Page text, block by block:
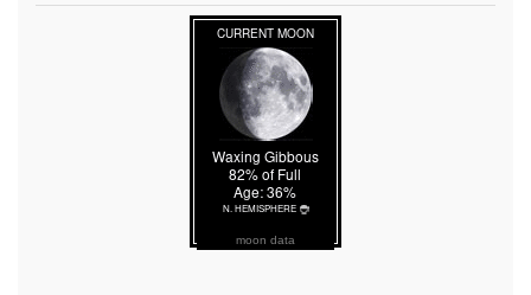
moon data